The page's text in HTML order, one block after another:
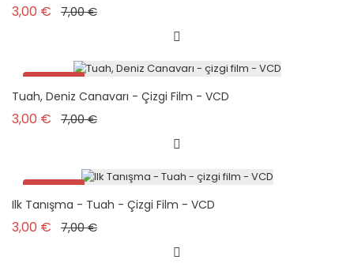
3,00 € Prix de base
7,00 €Prix
Promo !
Tuah, Deniz Canavarı - Çizgi Film - VCD
3,00 € Prix de base
7,00 €Prix
Promo !
Ilk Tanışma - Tuah - Çizgi Film - VCD
3,00 € Prix de base
7,00 €Prix